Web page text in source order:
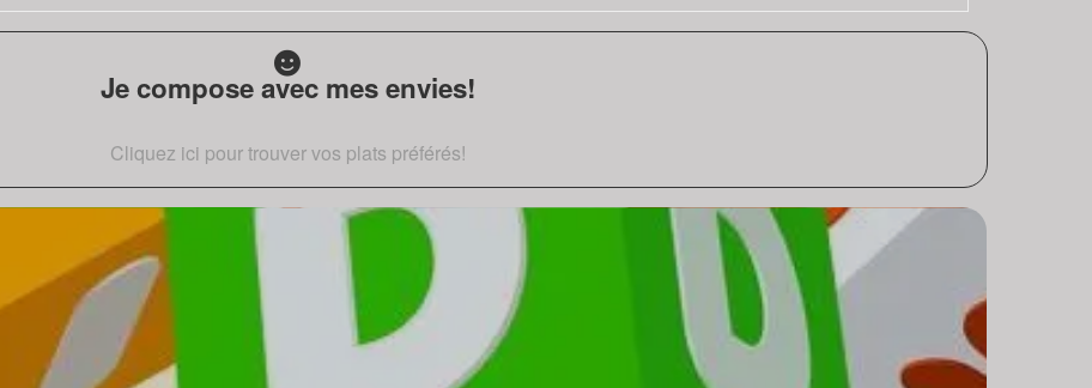
Je compose avec mes envies!
Cliquez ici pour trouver vos plats préférés!